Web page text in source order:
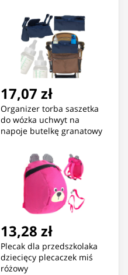
17,07 zł
Organizer torba saszetka
do wózka uchwyt na
napoje butelkę granatowy
13,28 zł
Plecak dla przedszkolaka
dziecięcy plecaczek miś
różowy